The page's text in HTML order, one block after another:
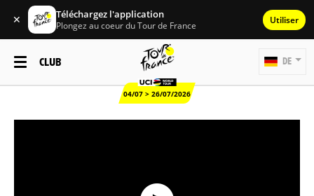
✕ Téléchargez l'application
Plongez au coeur du Tour de France Utiliser
CLUB
04/07 > 26/07/2026
DE